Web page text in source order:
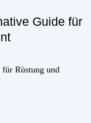
Guide für